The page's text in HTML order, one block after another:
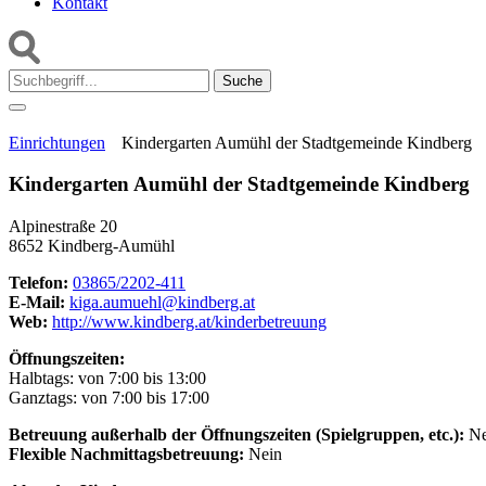
Suche:
Einrichtungen Kindergarten Aumühl der Stadtgemeinde Kindberg
Kindergarten Aumühl der Stadtgemeinde Kindberg
Alpinestraße 20
8652 Kindberg-Aumühl
Telefon: 03865/2202-411
E-Mail: kiga.aumuehl@kindberg.at
Web: http://www.kindberg.at/kinderbetreuung
Öffnungszeiten:
Halbtags: von 7:00 bis 13:00
Ganztags: von 7:00 bis 17:00
Betreuung außerhalb der Öffnungszeiten (Spielgruppen, etc.):
Flexible Nachmittagsbetreuung: Nein